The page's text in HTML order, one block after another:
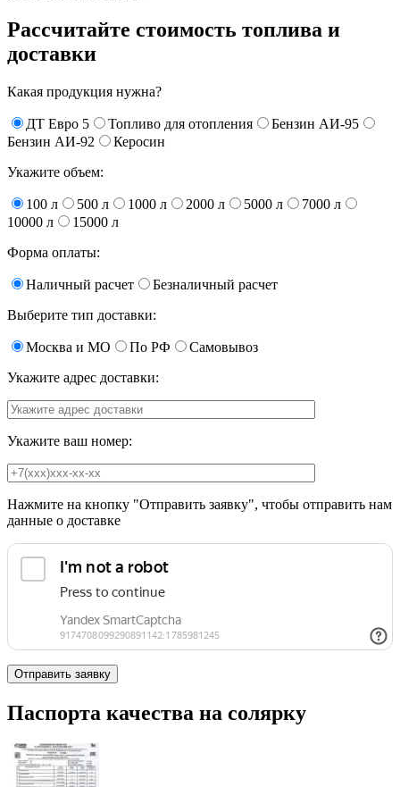
Рассчитайте стоимость топлива и
доставки
Какая продукция нужна?
ДТ Евро 5 Топливо для отопления
Бензин АИ-95
Бензин АИ-92
Керосин
Укажите объем:
100 л 500 л 1000 л 2000 л 5000 л
7000 л
10000 л
15000 л
Форма оплаты:
Наличный расчет
Безналичный расчет
Выберите тип доставки:
Москва и МО По РФ
Самовывоз
Укажите адрес доставки:
Укажите ваш номер:
Нажмите на кнопку "Отправить заявку", чтобы отправить нам
данные о доставке
Паспорта качества на солярку